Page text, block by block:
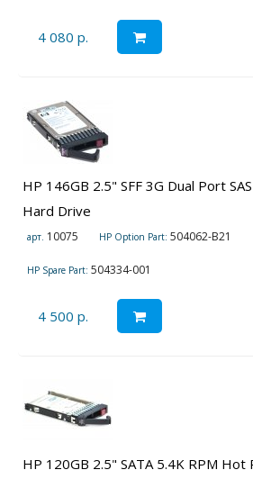
4 080 р.
HP 146GB 2.5" SFF 3G Dual Port
Hard Drive
арт. 10075 HP Option Part: 504062-B21
HP Spare Part: 504334-001
4 500 р.
HP 120GB 2.5" SATA 5.4K RPM Hot